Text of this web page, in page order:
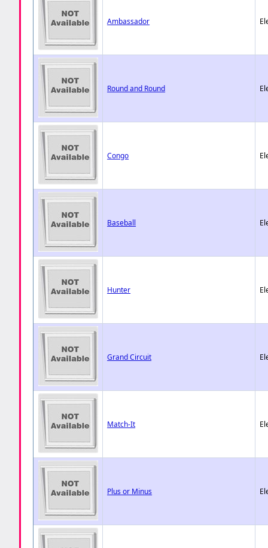
Ambassador
Round and Round
Congo
Baseball
Hunter
Grand Circuit
Match-It
Plus or Minus